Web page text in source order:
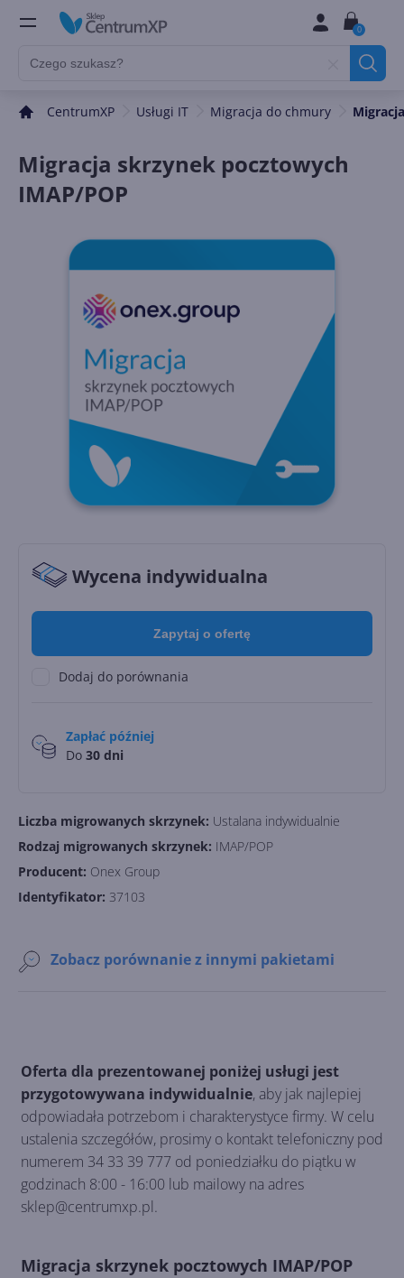
0
CentrumXP Usługi IT Migracja do chmury
Migracja skrzynek pocztowych
IMAP/POP
Wycena indywidualna
Zapytaj o ofertę
Dodaj do porównania
Zapłać później
Do 30 dni
Liczba migrowanych skrzynek: Ustalana indywidualnie
Rodzaj migrowanych skrzynek: IMAP/POP
Producent: Onex Group
Identyfikator: 37103
Zobacz porównanie z innymi pakietami
Oferta dla prezentowanej poniżej usługi jest
przygotowywana indywidualnie, aby jak najlepiej
odpowiadała potrzebom i charakterystyce firmy. W celu
ustalenia szczegółów, prosimy o kontakt telefoniczny pod
numerem 34 33 39 777 od poniedziałku do piątku w
godzinach 8:00 - 16:00 lub mailowy na adres
sklep@centrumxp.pl.
Migracja skrzynek pocztowych IMAP/POP